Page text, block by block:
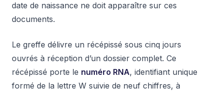
date de naissance ne doit apparaître sur ces
documents.
Le greffe délivre un récépissé sous cinq jours
ouvrés à réception d’un dossier complet. Ce
récépissé porte le numéro RNA, identifiant unique
formé de la lettre W suivie de neuf chiffres, à